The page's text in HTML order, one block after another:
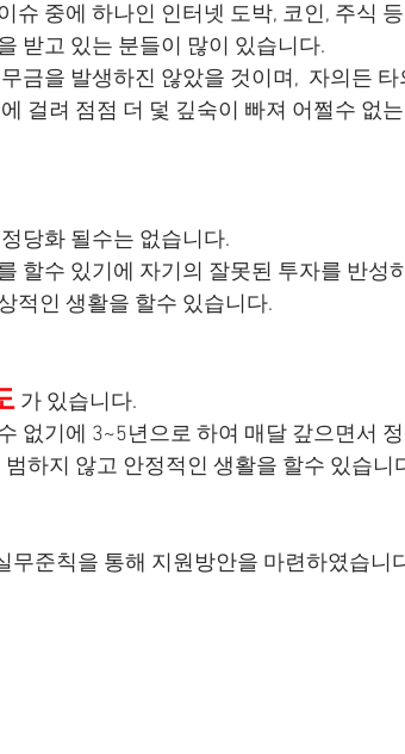
슈 중에 하나인 인터넷 도박, 코인, 주식
받고 있는 분들이 많이 있습니다.
금을 발생하진 않았을 것이며,  자의든 타
걸려 점점 더 덫 깊숙이 빠져 어쩔수 없
당화 될수는 없습니다.
할수 있기에 자기의 잘못된 투자를 반성
적인 생활을 할수 있습니다.
가 있습니다.
없기에 3~5년으로 하여 매달 갚으면서
하지 않고 안정적인 생활을 할수 있습니
무준칙을 통해 지원방안을 마련하였습니